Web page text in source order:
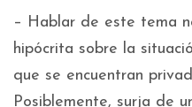
– Hablar de este tema
hipócrita sobre la
que se encuentran
Posiblemente, surja de